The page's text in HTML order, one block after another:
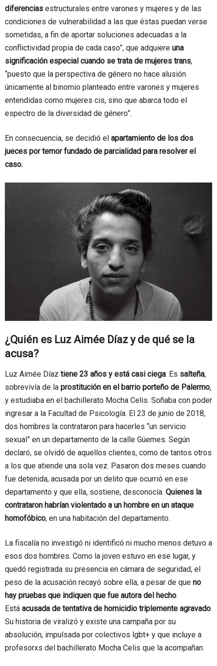
diferencias estructurales entre varones y mujeres y de las
condiciones de vulnerabilidad a las que éstas puedan verse
sometidas, a fin de aportar soluciones adecuadas a la
conflictividad propia de cada caso”, que adquiere una
significación especial cuando se trata de mujeres trans,
“puesto que la perspectiva de género no hace alusión
únicamente al binomio planteado entre varones y mujeres
entendidas como mujeres cis, sino que abarca todo el
espectro de la diversidad de género”.
En consecuencia, se decidió el apartamiento de los dos
jueces por temor fundado de parcialidad para resolver el
caso.
¿Quién es Luz Aimée Díaz y de qué se la
acusa?
Luz Aimée Díaz tiene 23 años y está casi ciega. Es salteña,
sobrevivía de la prostitución en el barrio porteño de Palermo,
y estudiaba en el bachillerato Mocha Celis. Soñaba con poder
ingresar a la Facultad de Psicología. El 23 de junio de 2018,
dos hombres la contrataron para hacerles “un servicio
sexual” en un departamento de la calle Güemes. Según
declaró, se olvidó de aquellos clientes, como de tantos otros
a los que atiende una sola vez. Pasaron dos meses cuando
fue detenida, acusada por un delito que ocurrió en ese
departamento y que ella, sostiene, desconocía. Quienes la
contrataron habrían violentado a un hombre en un ataque
homofóbico, en una habitación del departamento.
La fiscalía no investigó ni identificó ni mucho menos detuvo a
esos dos hombres. Como la joven estuvo en ese lugar, y
quedó registrada su presencia en cámara de seguridad, el
peso de la acusación recayó sobre ella, a pesar de que no
hay pruebas que indiquen que fue autora del hecho.
Está acusada de tentativa de homicidio triplemente agravado.
Su historia de viralizó y existe una campaña por su
absolución, impulsada por colectivos lgbt+ y que incluye a
profesorxs del bachillerato Mocha Celis que la acompañan.